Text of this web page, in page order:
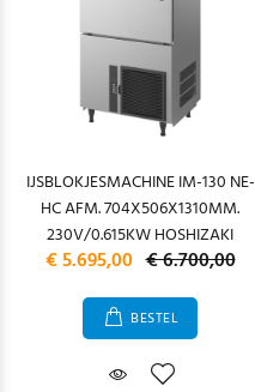
IJSBLOKJESMACHINE IM-130 NE-
HC AFM. 704X506X1310MM.
230V/0.615KW HOSHIZAKI
€ 5.695,00 € 6.700,00
BESTEL